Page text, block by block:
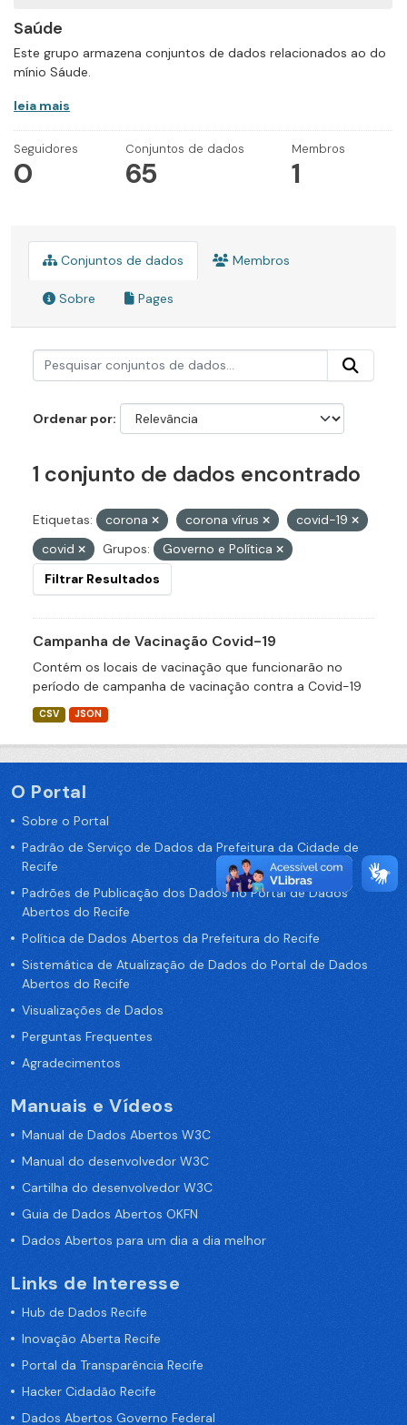
Saúde
Este grupo armazena conjuntos de dados relacionados ao do
mínio Sáude.
leia mais
Seguidores
0
Conjuntos de dados
65
Membros
1
Conjuntos de dados Membros
Sobre Pages
Ordenar por
1 conjunto de dados encontrado
Etiquetas: corona corona vírus
covid-19
covid
Grupos:
Governo e Política
Filtrar Resultados
Campanha de Vacinação Covid-19
Contém os locais de vacinação que funcionarão no
período de campanha de vacinação contra a Covid-19
CSV JSON
O Portal
Sobre o Portal
Padrão de Serviço de Dados da Prefeitura da Cidade de
Recife
Padrões de Publicação dos Dados no Portal de Dados
Abertos do Recife
Política de Dados Abertos da Prefeitura do Recife
Sistemática de Atualização de Dados do Portal de Dados
Abertos do Recife
Visualizações de Dados
Perguntas Frequentes
Agradecimentos
Manuais e Vídeos
Manual de Dados Abertos W3C
Manual do desenvolvedor W3C
Cartilha do desenvolvedor W3C
Guia de Dados Abertos OKFN
Dados Abertos para um dia a dia melhor
Links de Interesse
Hub de Dados Recife
Inovação Aberta Recife
Portal da Transparência Recife
Hacker Cidadão Recife
Dados Abertos Governo Federal